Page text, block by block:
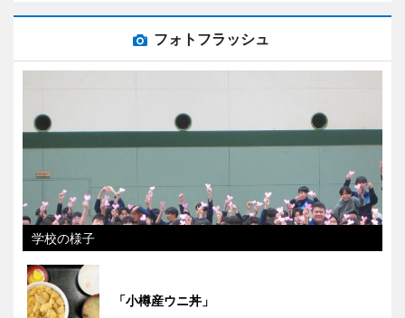
フォトフラッシュ
学校の様子
「小樽産ウニ丼」